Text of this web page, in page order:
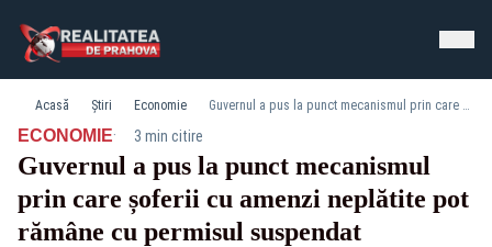
Acasă Știri Economie Guvernul a pus la punct mecanismul prin care șoferii cu amenzi neplătite pot rămâne cu permisul suspendat
ECONOMIE· 3 min citire
Guvernul a pus la punct mecanismul
prin care șoferii cu amenzi neplătite pot
rămâne cu permisul suspendat